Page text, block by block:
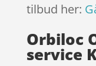
tilbud her:
Orbiloc
service